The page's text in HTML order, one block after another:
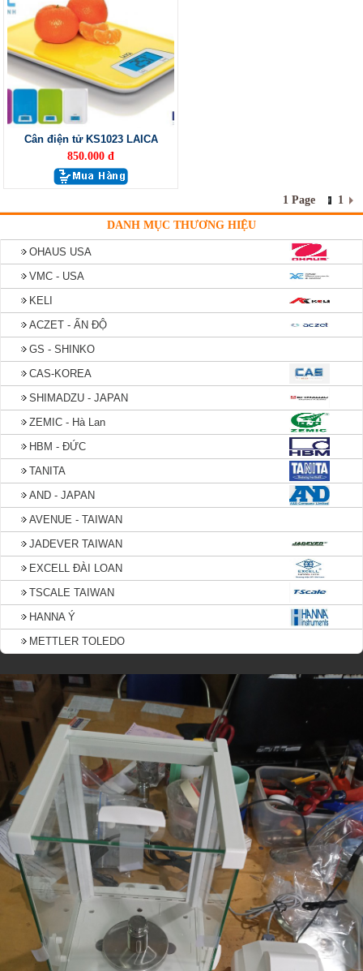
Cân điện tử KS1023 LAICA
850.000 đ
1 Page 1
DANH MỤC THƯƠNG HIỆU
OHAUS USA
VMC - USA
KELI
ACZET - ẤN ĐỘ
GS - SHINKO
CAS-KOREA
SHIMADZU - JAPAN
ZEMIC - Hà Lan
HBM - ĐỨC
TANITA
AND - JAPAN
AVENUE - TAIWAN
JADEVER TAIWAN
EXCELL ĐÀI LOAN
TSCALE TAIWAN
HANNA Ý
METTLER TOLEDO